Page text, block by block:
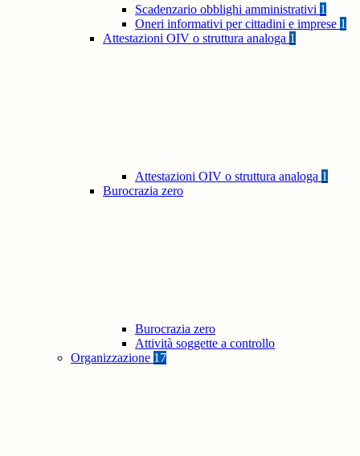
Scadenzario obblighi amministrativi 1
Oneri informativi per cittadini e imprese 1
Attestazioni OIV o struttura analoga 1
Attestazioni OIV o struttura analoga 1
Burocrazia zero
Burocrazia zero
Attività soggette a controllo
Organizzazione 17